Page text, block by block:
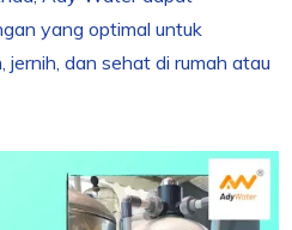
yang optimal untuk
jernih, dan sehat di rumah atau